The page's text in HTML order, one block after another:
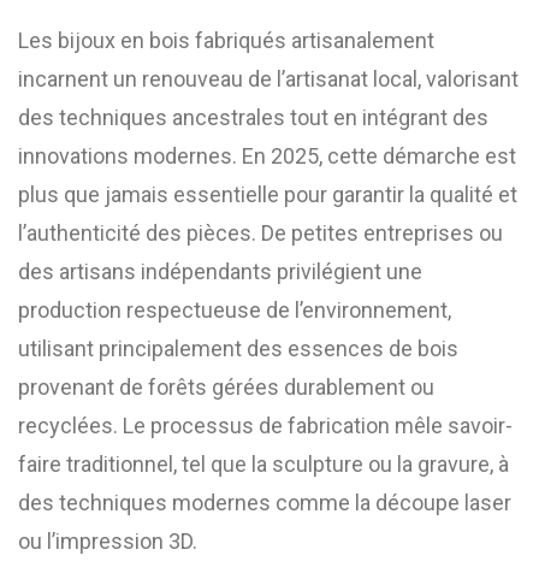
Les bijoux en bois fabriqués artisanalement
incarnent un renouveau de l’artisanat local, valorisant
des techniques ancestrales tout en intégrant des
innovations modernes. En 2025, cette démarche est
plus que jamais essentielle pour garantir la qualité et
l’authenticité des pièces. De petites entreprises ou
des artisans indépendants privilégient une
production respectueuse de l’environnement,
utilisant principalement des essences de bois
provenant de forêts gérées durablement ou
recyclées. Le processus de fabrication mêle savoir-
faire traditionnel, tel que la sculpture ou la gravure, à
des techniques modernes comme la découpe laser
ou l’impression 3D.